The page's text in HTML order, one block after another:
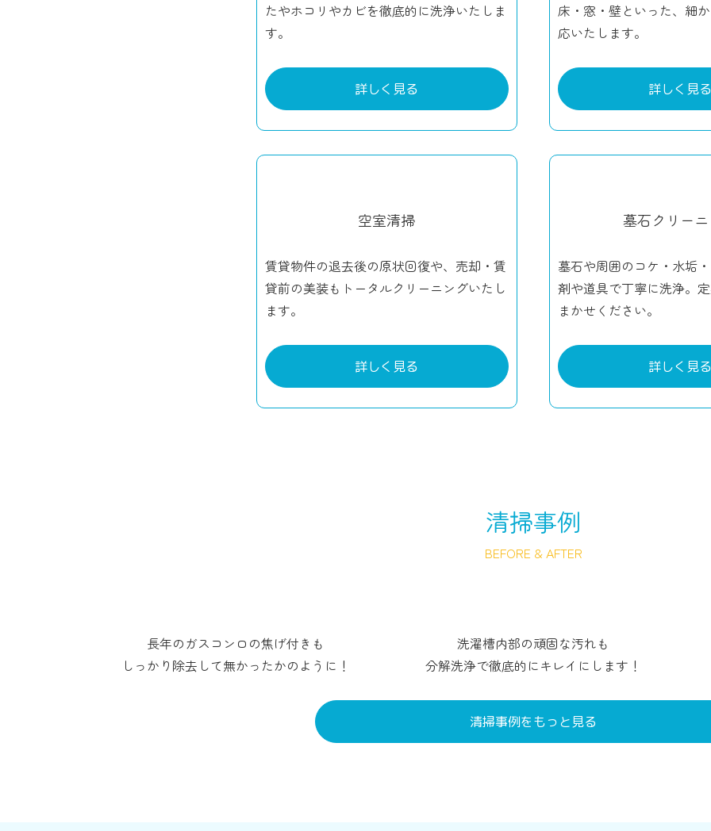
たやホコリやカビを徹底的に洗浄いたしま
す。
詳しく見る
床・窓・壁といった、細
応いたします。
詳しく見る
空室清掃
賃貸物件の退去後の原状回復や、売却・賃
貸前の美装もトータルクリーニングいたし
ます。
詳しく見る
墓石クリー
墓石や周囲のコケ・水垢
剤や道具で丁寧に洗浄。
まかせください。
詳しく見る
清掃事例
BEFORE & AFTER
長年のガスコンロの焦げ付きも
しっかり除去して無かったかのように！
洗濯槽内部の頑固な汚れも
分解洗浄で徹底的にキレイにします！
清掃事例をもっと見る